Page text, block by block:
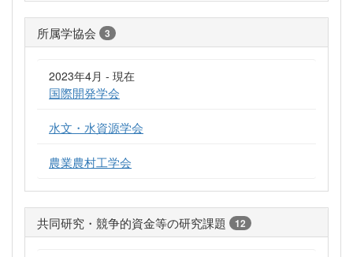
所属学協会 3
2023年4月 - 現在
国際開発学会
水文・水資源学会
農業農村工学会
共同研究・競争的資金等の研究課題 12